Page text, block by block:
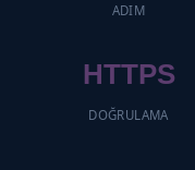
ADIM
HTTPS
DOĞRULAMA